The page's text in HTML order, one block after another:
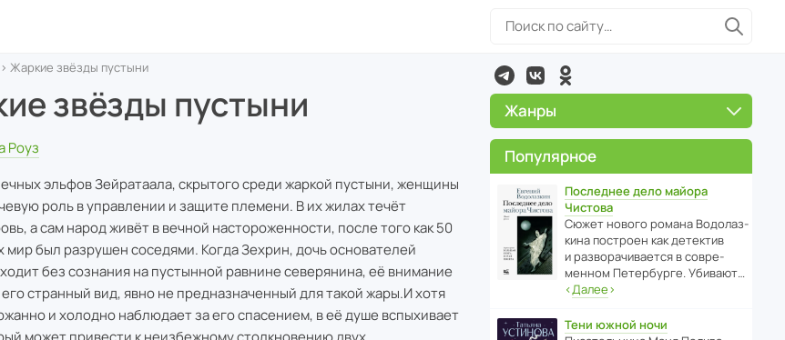
› Жаркие звёзды пустыни
звёзды пустыни
Роуз
эльфов Зейратаала, скрытого среди жаркой пустыни, женщины
роль в управлении и защите племени. В их жилах течёт
а сам народ живёт в вечной настороженности, после того как 50
мир был разрушен соседями. Когда Зехрин, дочь основателей
без сознания на пустынной равнине северянина, её внимание
странный вид, явно не предназначенный для такой жары.И хотя
и холодно наблюдает за его спасением, в её душе вспыхивает
Жанры
Популярное
Последнее дело майора
Чистова
Сюжет нового романа Водо­ла­з­
кина пост­роен как дете­ктив
и разво­ра­чи­ва­ется в совре­
менном Пете­р­бурге. Убивают…
‹Далее›
Тени южной ночи